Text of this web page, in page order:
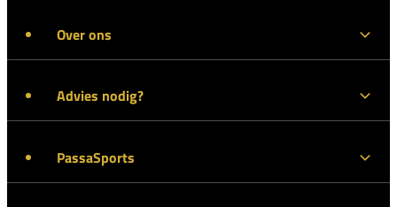
Over ons
Advies nodig?
PassaSports